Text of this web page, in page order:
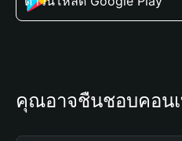
คุณอาจชื่นชอบคอน